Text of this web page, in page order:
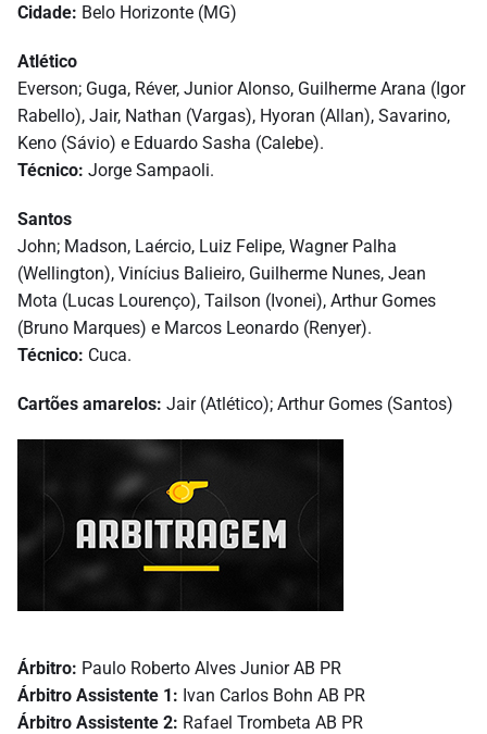
Cidade: Belo Horizonte (MG)
Atlético
Everson; Guga, Réver, Junior Alonso, Guilherme Arana (Igor
Rabello), Jair, Nathan (Vargas), Hyoran (Allan), Savarino,
Keno (Sávio) e Eduardo Sasha (Calebe).
Técnico: Jorge Sampaoli.
Santos
John; Madson, Laércio, Luiz Felipe, Wagner Palha
(Wellington), Vinícius Balieiro, Guilherme Nunes, Jean
Mota (Lucas Lourenço), Tailson (Ivonei), Arthur Gomes
(Bruno Marques) e Marcos Leonardo (Renyer).
Técnico: Cuca.
Cartões amarelos: Jair (Atlético); Arthur Gomes (Santos)
Árbitro: Paulo Roberto Alves Junior AB PR
Árbitro Assistente 1: Ivan Carlos Bohn AB PR
Árbitro Assistente 2: Rafael Trombeta AB PR